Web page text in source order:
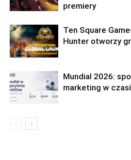
premiery
Ten Square
Hunter otworzy
Mundial 2026:
marketing w